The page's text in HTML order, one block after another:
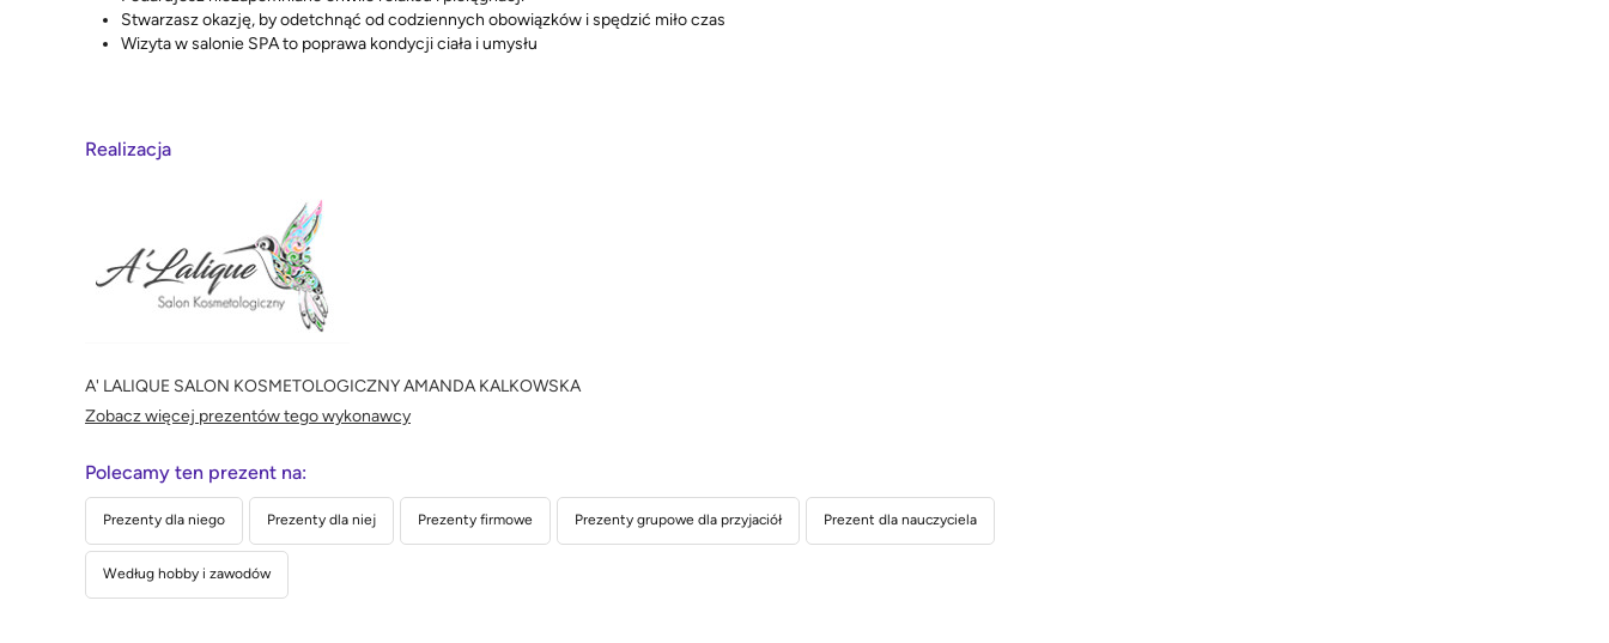
Stwarzasz okazję, by odetchnąć od codziennych obowiązków i spędzić miło czas
Wizyta w salonie SPA to poprawa kondycji ciała i umysłu
Realizacja
A' LALIQUE SALON KOSMETOLOGICZNY AMANDA KALKOWSKA
Zobacz więcej prezentów tego wykonawcy
Polecamy ten prezent na:
Prezenty dla niego Prezenty dla niej Prezenty firmowe Prezenty grupowe dla przyjaciół Prezent dla nauczyciela
Według hobby i zawodów